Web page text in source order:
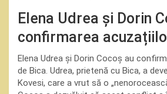
Elena Udrea și Dorin
confirmarea
Elena Udrea și Dorin Cocoș au
de Bica. Udrea, prietenă cu Bica, a
Kovesi, care a vrut să o